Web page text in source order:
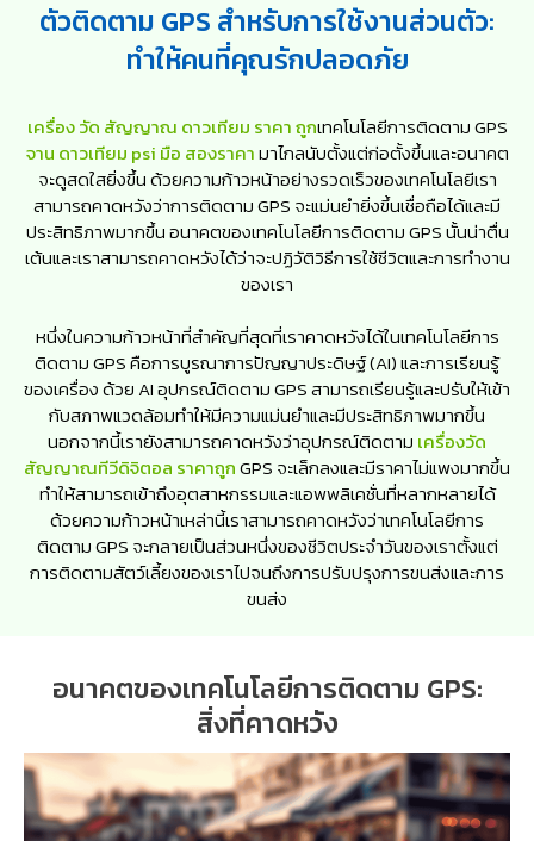
ตัวติดตาม GPS สำหรับการใช้งานส่วนตัว:
ทำให้คนที่คุณรักปลอดภัย
เครื่อง วัด สัญญาณ ดาวเทียม ราคา ถูกเทคโนโลยีการติดตาม GPS
จาน ดาวเทียม psi มือ สองราคามาไกลนับตั้งแต่ก่อตั้งขึ้นและอนาคต
จะดูสดใสยิ่งขึ้น ด้วยความก้าวหน้าอย่างรวดเร็วของเทคโนโลยีเรา
สามารถคาดหวังว่าการติดตาม GPS จะแม่นยำยิ่งขึ้นเชื่อถือได้และมี
ประสิทธิภาพมากขึ้น อนาคตของเทคโนโลยีการติดตาม GPS นั้นน่าตื่น
เต้นและเราสามารถคาดหวังได้ว่าจะปฏิวัติวิธีการใช้ชีวิตและการทำงาน
ของเรา
หนึ่งในความก้าวหน้าที่สำคัญที่สุดที่เราคาดหวังได้ในเทคโนโลยีการ
ติดตาม GPS คือการบูรณาการปัญญาประดิษฐ์ (AI) และการเรียนรู้
ของเครื่อง ด้วย AI อุปกรณ์ติดตาม GPS สามารถเรียนรู้และปรับให้เข้า
กับสภาพแวดล้อมทำให้มีความแม่นยำและมีประสิทธิภาพมากขึ้น
นอกจากนี้เรายังสามารถคาดหวังว่าอุปกรณ์ติดตาม เครื่องวัด
สัญญาณทีวีดิจิตอล ราคาถูกGPS จะเล็กลงและมีราคาไม่แพงมากขึ้น
ทำให้สามารถเข้าถึงอุตสาหกรรมและแอพพลิเคชั่นที่หลากหลายได้
ด้วยความก้าวหน้าเหล่านี้เราสามารถคาดหวังว่าเทคโนโลยีการ
ติดตาม GPS จะกลายเป็นส่วนหนึ่งของชีวิตประจำวันของเราตั้งแต่
การติดตามสัตว์เลี้ยงของเราไปจนถึงการปรับปรุงการขนส่งและการ
ขนส่ง
อนาคตของเทคโนโลยีการติดตาม GPS:
สิ่งที่คาดหวัง